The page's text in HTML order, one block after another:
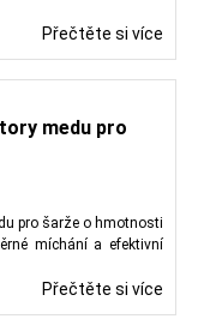
Přečtěte si více
medu pro
pro šarže o hmotnosti
míchání a efektivní
Přečtěte si více